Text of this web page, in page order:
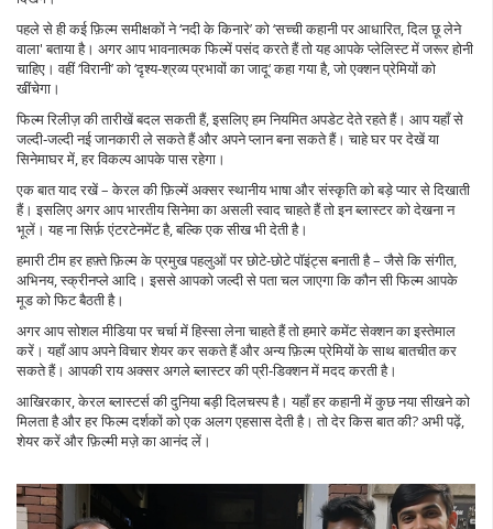
पहले से ही कई फ़िल्म समीक्षकों ने ‘नदी के किनारे’ को ‘सच्ची कहानी पर आधारित, दिल छू लेने
वाला' बताया है। अगर आप भावनात्मक फिल्में पसंद करते हैं तो यह आपके प्लेलिस्ट में जरूर होनी
चाहिए। वहीं ‘विरानी’ को ‘दृश्य‑श्रव्य प्रभावों का जादू‘ कहा गया है, जो एक्शन प्रेमियों को
खींचेगा।
फिल्म रिलीज़ की तारीखें बदल सकती हैं, इसलिए हम नियमित अपडेट देते रहते हैं। आप यहाँ से
जल्दी‑जल्दी नई जानकारी ले सकते हैं और अपने प्लान बना सकते हैं। चाहे घर पर देखें या
सिनेमाघर में, हर विकल्प आपके पास रहेगा।
एक बात याद रखें – केरल की फ़िल्में अक्सर स्थानीय भाषा और संस्कृति को बड़े प्यार से दिखाती
हैं। इसलिए अगर आप भारतीय सिनेमा का असली स्वाद चाहते हैं तो इन ब्लास्टर को देखना न
भूलें। यह ना सिर्फ़ एंटरटेनमेंट है, बल्कि एक सीख भी देती है।
हमारी टीम हर हफ़्ते फ़िल्म के प्रमुख पहलुओं पर छोटे‑छोटे पॉइंट्स बनाती है – जैसे कि संगीत,
अभिनय, स्क्रीनप्ले आदि। इससे आपको जल्दी से पता चल जाएगा कि कौन सी फिल्म आपके
मूड को फिट बैठती है।
अगर आप सोशल मीडिया पर चर्चा में हिस्सा लेना चाहते हैं तो हमारे कमेंट सेक्शन का इस्तेमाल
करें। यहाँ आप अपने विचार शेयर कर सकते हैं और अन्य फ़िल्म प्रेमियों के साथ बातचीत कर
सकते हैं। आपकी राय अक्सर अगले ब्लास्टर की प्री‑डिक्शन में मदद करती है।
आखिरकार, केरल ब्लास्टर्स की दुनिया बड़ी दिलचस्प है। यहाँ हर कहानी में कुछ नया सीखने को
मिलता है और हर फिल्म दर्शकों को एक अलग एहसास देती है। तो देर किस बात की? अभी पढ़ें,
शेयर करें और फ़िल्मी मज़े का आनंद लें।